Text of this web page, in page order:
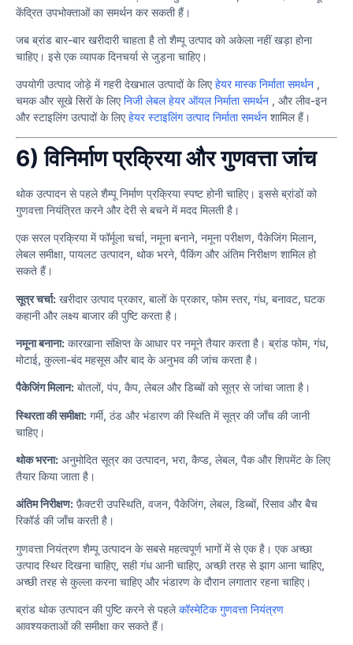
केंद्रित उपभोक्ताओं का समर्थन कर सकती हैं।
जब ब्रांड बार-बार खरीदारी चाहता है तो शैम्पू उत्पाद को अकेला नहीं खड़ा होना
चाहिए। इसे एक व्यापक दिनचर्या से जुड़ना चाहिए।
उपयोगी उत्पाद जोड़े में गहरी देखभाल उत्पादों के लिए हेयर मास्क निर्माता समर्थन ,
चमक और सूखे सिरों के लिए निजी लेबल हेयर ऑयल निर्माता समर्थन , और लीव-इन
और स्टाइलिंग उत्पादों के लिए हेयर स्टाइलिंग उत्पाद निर्माता समर्थन शामिल हैं।
6) विनिर्माण प्रक्रिया और गुणवत्ता जांच
थोक उत्पादन से पहले शैम्पू निर्माण प्रक्रिया स्पष्ट होनी चाहिए। इससे ब्रांडों को
गुणवत्ता नियंत्रित करने और देरी से बचने में मदद मिलती है।
एक सरल प्रक्रिया में फॉर्मूला चर्चा, नमूना बनाने, नमूना परीक्षण, पैकेजिंग मिलान,
लेबल समीक्षा, पायलट उत्पादन, थोक भरने, पैकिंग और अंतिम निरीक्षण शामिल हो
सकते हैं।
सूत्र चर्चा: खरीदार उत्पाद प्रकार, बालों के प्रकार, फोम स्तर, गंध, बनावट, घटक
कहानी और लक्ष्य बाजार की पुष्टि करता है।
नमूना बनाना: कारखाना संक्षिप्त के आधार पर नमूने तैयार करता है। ब्रांड फोम, गंध,
मोटाई, कुल्ला-बंद महसूस और बाद के अनुभव की जांच करता है।
पैकेजिंग मिलान: बोतलों, पंप, कैप, लेबल और डिब्बों को सूत्र से जांचा जाता है।
स्थिरता की समीक्षा: गर्मी, ठंड और भंडारण की स्थिति में सूत्र की जाँच की जानी
चाहिए।
थोक भरना: अनुमोदित सूत्र का उत्पादन, भरा, कैप्ड, लेबल, पैक और शिपमेंट के लिए
तैयार किया जाता है।
अंतिम निरीक्षण: फ़ैक्टरी उपस्थिति, वजन, पैकेजिंग, लेबल, डिब्बों, रिसाव और बैच
रिकॉर्ड की जाँच करती है।
गुणवत्ता नियंत्रण शैम्पू उत्पादन के सबसे महत्वपूर्ण भागों में से एक है। एक अच्छा
उत्पाद स्थिर दिखना चाहिए, सही गंध आनी चाहिए, अच्छी तरह से झाग आना चाहिए,
अच्छी तरह से कुल्ला करना चाहिए और भंडारण के दौरान लगातार रहना चाहिए।
ब्रांड थोक उत्पादन की पुष्टि करने से पहलेकॉस्मेटिक गुणवत्ता नियंत्रण
आवश्यकताओं की समीक्षा कर सकते हैं।